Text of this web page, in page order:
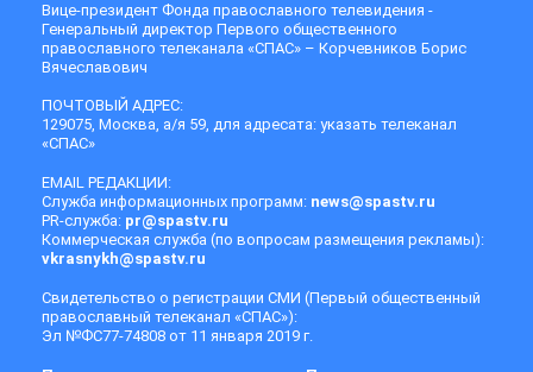
Вице-президент Фонда православного телевидения -
Генеральный директор Первого общественного
православного телеканала «СПАС» – Корчевников Борис
Вячеславович
ПОЧТОВЫЙ АДРЕС:
129075, Москва, а/я 59, для адресата: указать телеканал
«СПАС»
EMAIL РЕДАКЦИИ:
Служба информационных программ: news@spastv.ru
PR-служба: pr@spastv.ru
Коммерческая служба (по вопросам размещения рекламы):
vkrasnykh@spastv.ru
Свидетельство о регистрации СМИ (Первый общественный
православный телеканал «СПАС»):
Эл №ФС77-74808 от 11 января 2019 г.